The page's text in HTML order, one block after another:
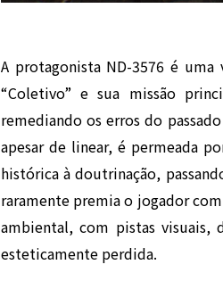
A protagonista ND-3576 é
“Coletivo” e sua missão
remediando os erros do
apesar de linear, é permeada
histórica à doutrinação,
raramente premia o jogador
ambiental, com pistas visuais,
esteticamente perdida.